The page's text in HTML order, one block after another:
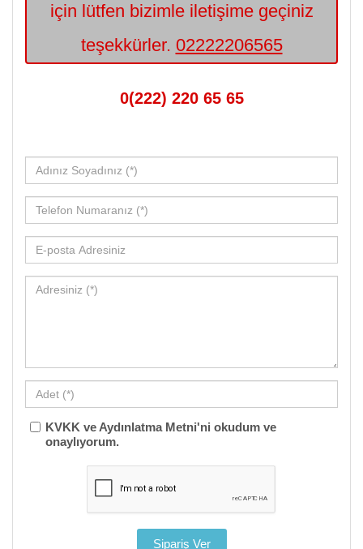
için lütfen bizimle iletişime geçiniz
teşekkürler. 02222206565
0(222) 220 65 65
KVKK ve Aydınlatma Metni'ni okudum ve
onaylıyorum.